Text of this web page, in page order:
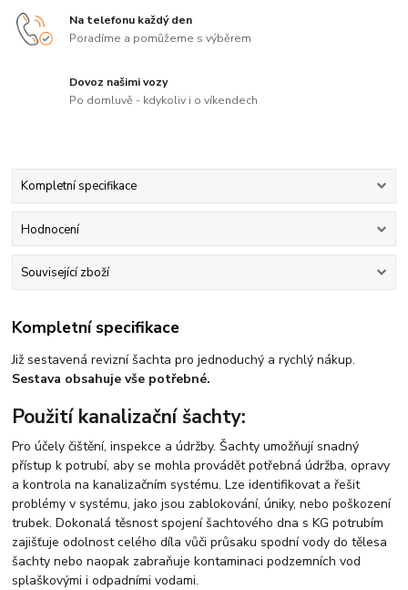
Na telefonu každý den
Poradíme a pomůžeme s výběrem
Dovoz našimi vozy
Po domluvě - kdykoliv i o víkendech
Kompletní specifikace
Hodnocení
Související zboží
Kompletní specifikace
Již sestavená revizní šachta pro jednoduchý a rychlý nákup.
Sestava obsahuje vše potřebné.
Použití kanalizační šachty:
Pro účely čištění, inspekce a údržby. Šachty umožňují snadný
přístup k potrubí, aby se mohla provádět potřebná údržba, opravy
a kontrola na kanalizačním systému. Lze identifikovat a řešit
problémy v systému, jako jsou zablokování, úniky, nebo poškození
trubek. Dokonalá těsnost spojení šachtového dna s KG potrubím
zajišťuje odolnost celého díla vůči průsaku spodní vody do tělesa
šachty nebo naopak zabraňuje kontaminaci podzemních vod
splaškovými i odpadními vodami.